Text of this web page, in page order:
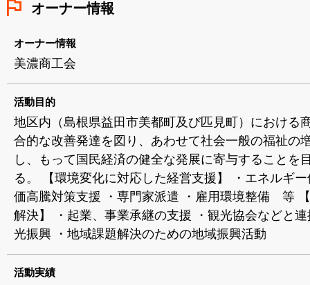
オーナー情報
オーナー情報
美濃商工会
活動目的
地区内（島根県益田市美都町及び匹見町）における
合的な改善発達を図り、あわせて社会一般の福祉の
し、もって国民経済の健全な発展に寄与することを
る。 【環境変化に対応した経営支援】 ・エネルギ
価高騰対策支援 ・専門家派遣 ・雇用環境整備 等
解決】 ・起業、事業承継の支援 ・観光協会などと
光振興 ・地域課題解決のための地域振興活動
活動実績